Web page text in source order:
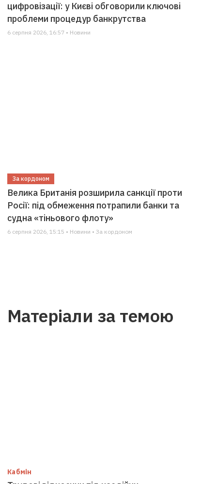
цифровізації: у Києві обговорили ключові
проблеми процедур банкрутства
6 серпня 2026, 16:57 • Новини
За кордоном
Велика Британія розширила санкції проти
Росії: під обмеження потрапили банки та
судна «тіньового флоту»
6 серпня 2026, 15:15 • Новини • За кордоном
Матеріали за темою
Кабмін